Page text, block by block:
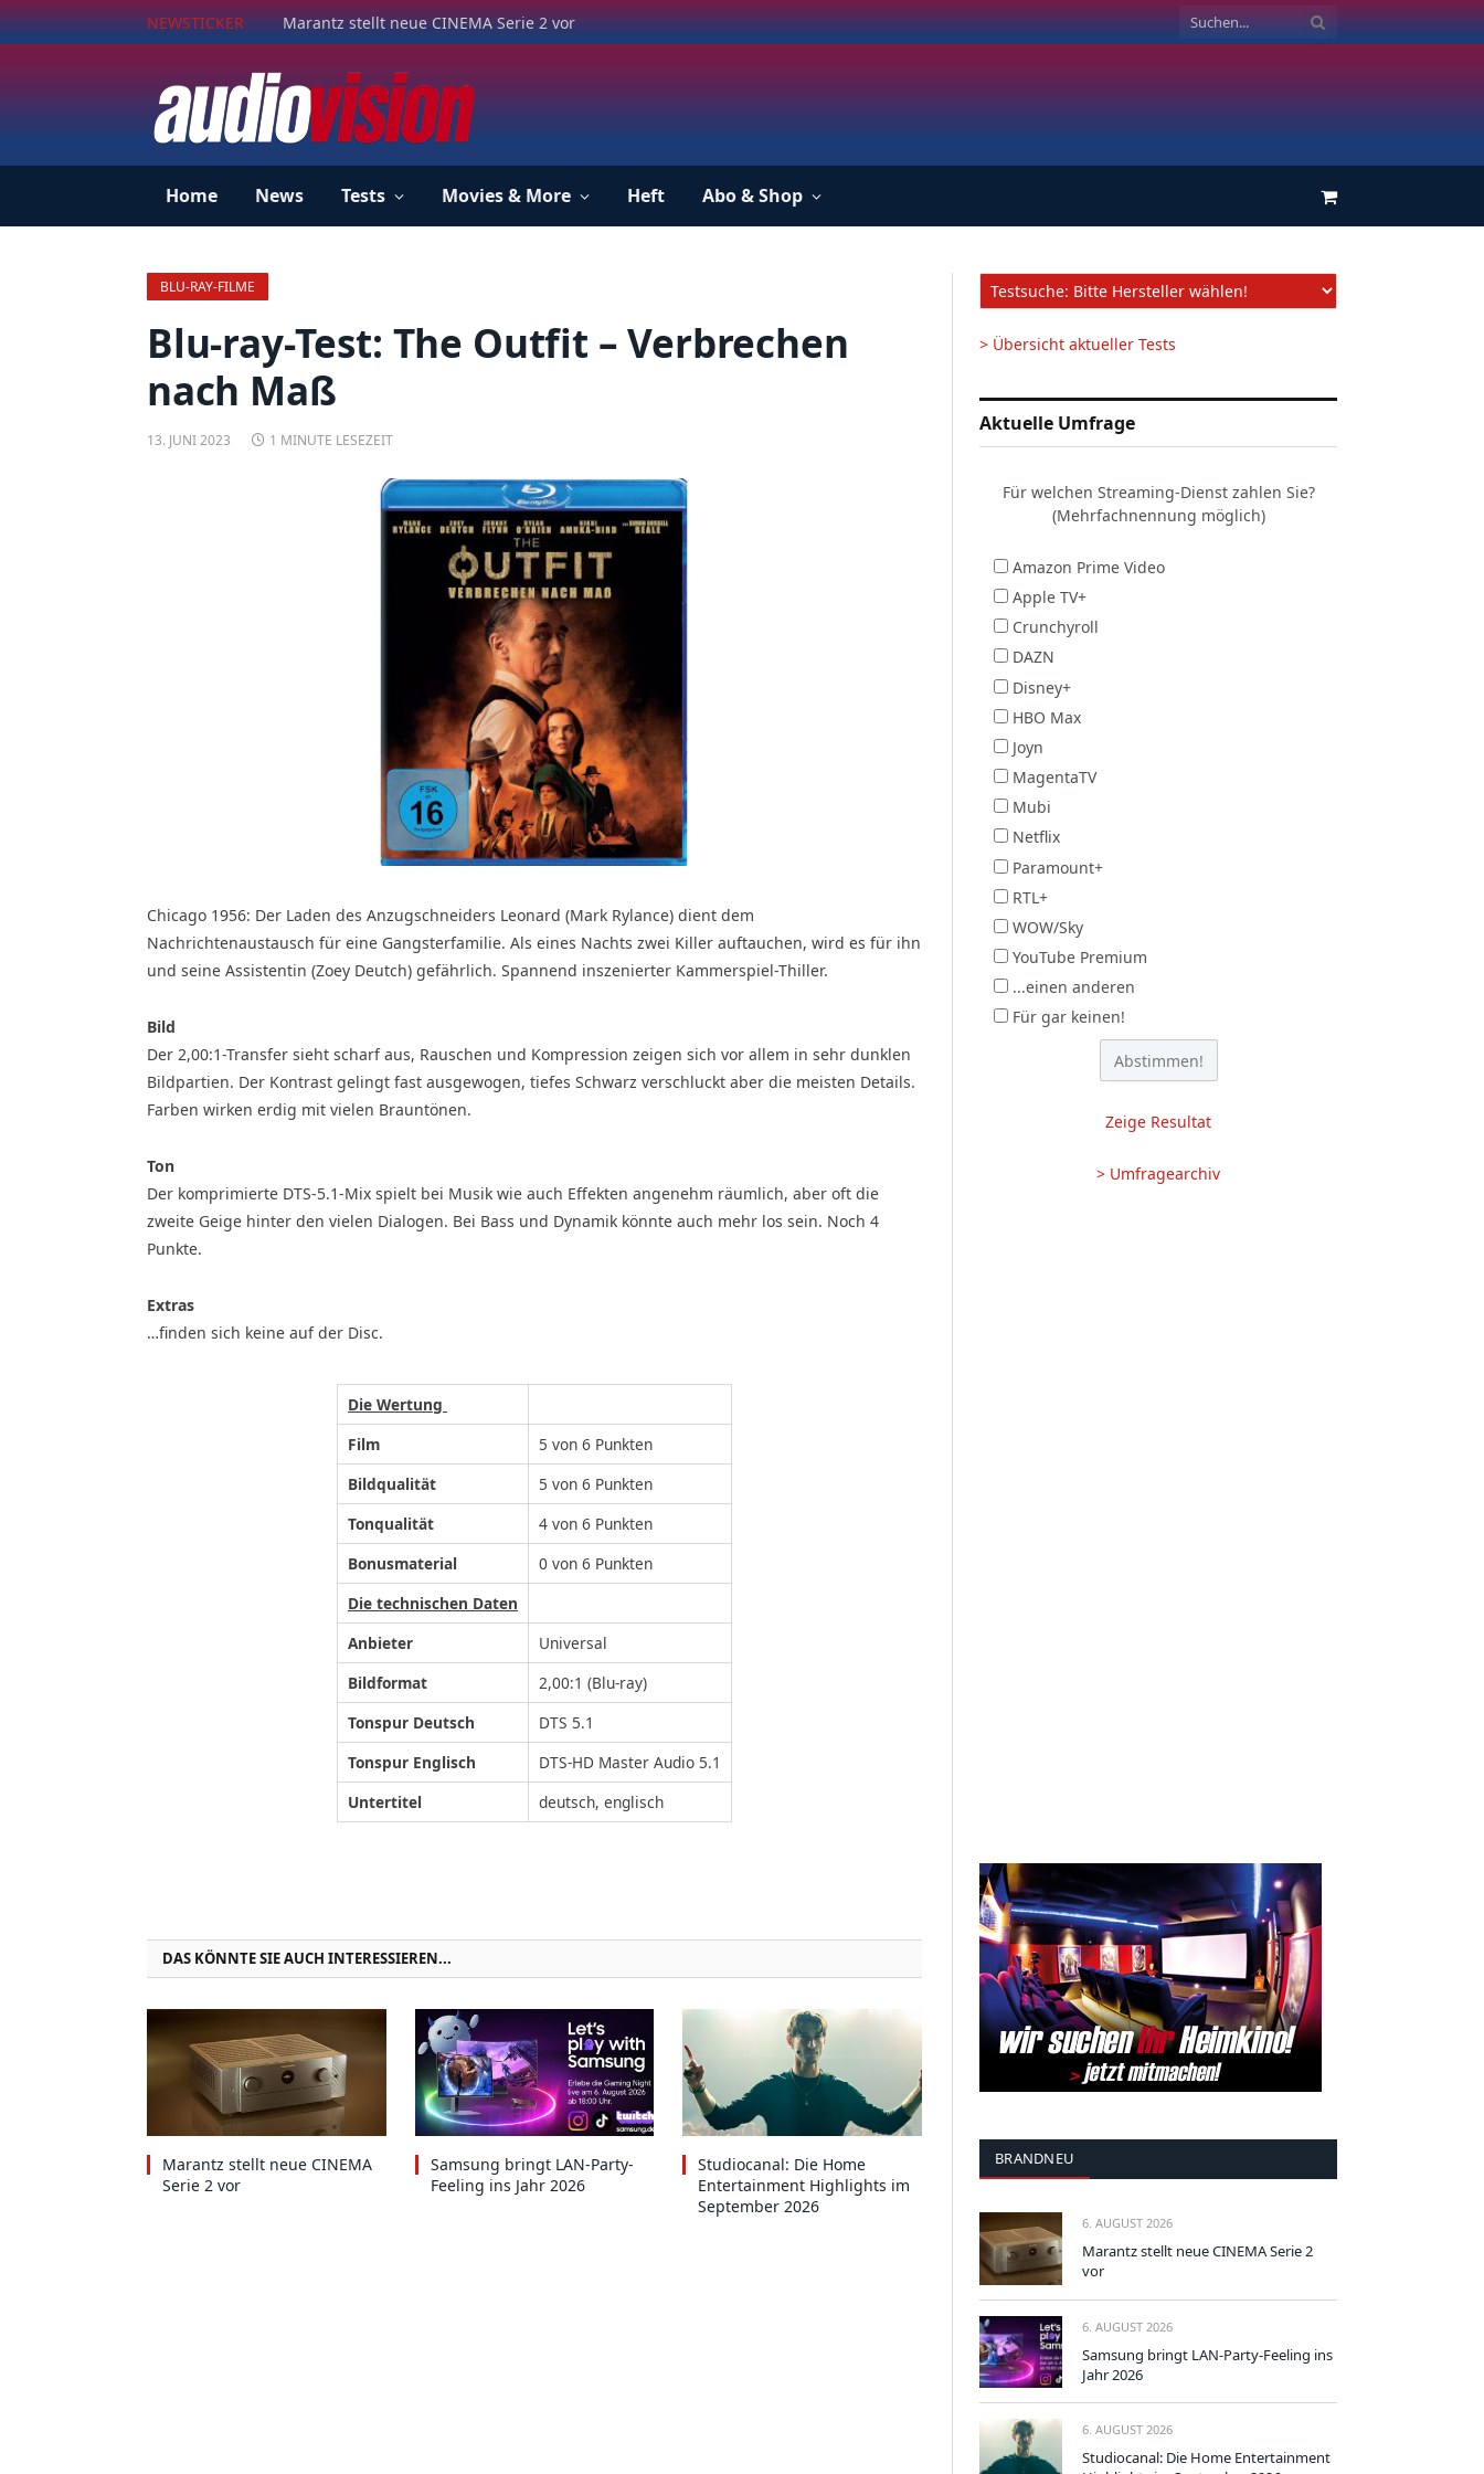
NEWSTICKER Marantz stellt neue CINEMA Serie 2 vor
Home News Tests Movies & More Heft Abo & Shop Einkaufswagen
BLU-RAY-FILME
Blu-ray-Test: The Outfit – Verbrechen
nach Maß
13. JUNI 2023 1 MINUTE LESEZEIT
Chicago 1956: Der Laden des Anzugschneiders Leonard (Mark Rylance) dient dem
Nachrichtenaustausch für eine Gangsterfamilie. Als eines Nachts zwei Killer auftauchen, wird es für ihn
und seine Assistentin (Zoey Deutch) gefährlich. Spannend inszenierter Kammerspiel-Thiller.
Bild
Der 2,00:1-Transfer sieht scharf aus, Rauschen und Kompression zeigen sich vor allem in sehr dunklen
Bildpartien. Der Kontrast gelingt fast ausgewogen, tiefes Schwarz verschluckt aber die meisten Details.
Farben wirken erdig mit vielen Brauntönen.
Ton
Der komprimierte DTS-5.1-Mix spielt bei Musik wie auch Effekten angenehm räumlich, aber oft die
zweite Geige hinter den vielen Dialogen. Bei Bass und Dynamik könnte auch mehr los sein. Noch 4
Punkte.
Extras
…finden sich keine auf der Disc.
Die Wertung
Film
5 von 6 Punkten
Bildqualität
5 von 6 Punkten
Tonqualität
4 von 6 Punkten
Bonusmaterial
0 von 6 Punkten
Die technischen Daten
Anbieter
Universal
Bildformat
2,00:1 (Blu-ray)
Tonspur Deutsch
DTS 5.1
Tonspur Englisch
DTS-HD Master Audio 5.1
Untertitel
deutsch, englisch
DAS KÖNNTE SIE AUCH INTERESSIEREN...
Marantz stellt neue CINEMA
Serie 2 vor
Samsung bringt LAN-Party-
Feeling ins Jahr 2026
Studiocanal: Die Home
Entertainment Highlights im
September 2026
> Übersicht aktueller Tests
Aktuelle Umfrage
Für welchen Streaming-Dienst zahlen Sie?
(Mehrfachnennung möglich)
Amazon Prime Video
Apple TV+
Crunchyroll
DAZN
Disney+
HBO Max
Joyn
MagentaTV
Mubi
Netflix
Paramount+
RTL+
WOW/Sky
YouTube Premium
...einen anderen
Für gar keinen!
Zeige Resultat
> Umfragearchiv
BRANDNEU
6. AUGUST 2026
Marantz stellt neue CINEMA Serie 2
vor
6. AUGUST 2026
Samsung bringt LAN-Party-Feeling ins
Jahr 2026
6. AUGUST 2026
Studiocanal: Die Home Entertainment